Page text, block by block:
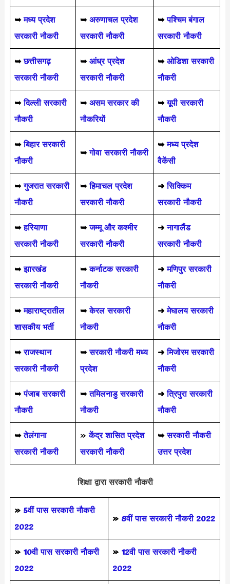
➥ मध्य प्रदेश
सरकारी नौकरी
➥ अरुणाचल प्रदेश
सरकारी नौकरी
➥ पश्चिम बंगाल
सरकारी नौकरी
➥ छत्तीसगढ़
सरकारी नौकरी
➥ आंध्र प्रदेश
सरकारी नौकरी
➥ ओडिशा सरकारी
नौकरी
➥ दिल्ली सरकारी
नौकरी
➥ असम सरकार की
नौकरियों
➥ यूपी सरकारी
नौकरी
➥बिहार सरकारी
नौकरी
➥गोवा सरकारी नौकरी
➥ मध्य प्रदेश
वैकेंसी
➥ गुजरात सरकारी
नौकरी
➥हिमाचल प्रदेश
सरकारी नौकरी
➜ सिक्किम
सरकारी नौकरी
➥हरियाणा
सरकारी नौकरी
➥जम्मू और कश्मीर
सरकारी नौकरी
➜ नागालैंड
सरकारी नौकरी
➥ झारखंड
सरकारी नौकरी
➥ कर्नाटक सरकारी
नौकरी
➜ मणिपुर सरकारी
नौकरी
➥ महाराष्ट्रातील
शासकीय भर्ती
➥ केरल सरकारी
नौकरी
➜ मेघालय सरकारी
नौकरी
➥ राजस्थान
सरकारी नौकरी
➥सरकारी नौकरी मध्य
प्रदेश
➜मिजोरम सरकारी
नौकरी
➥ पंजाब सरकारी
नौकरी
➥ तमिलनाडु सरकारी
नौकरी
➜ त्रिपुरा सरकारी
नौकरी
➥तेलंगाना
सरकारी नौकरी
»केंद्र शासित प्रदेश
सरकारी नौकरी
➥ सरकारी नौकरी
उत्तर प्रदेश
शिक्षा द्वारा सरकारी नौकरी
» 5वीं पास सरकारी नौकरी
2022
» 8वीं पास सरकारी नौकरी 2022
» 10वी पास सरकारी नौकरी
2022
» 12वी पास सरकारी नौकरी
2022